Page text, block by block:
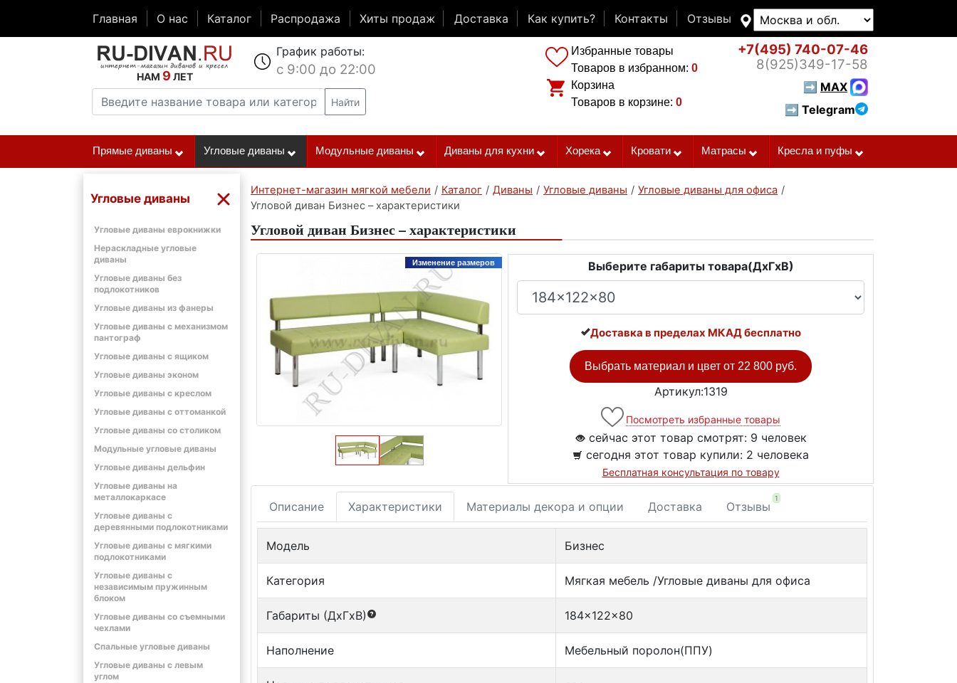
Главная О нас Каталог Распродажа Хиты продаж Доставка Как купить? Контакты Отзывы
НАМ 9 ЛЕТ
График работы:
с 9:00 до 22:00
Найти
Избранные товары
Товаров в избранном: 0
Корзина
Товаров в корзине: 0
+7(495) 740-07-46
8(925)349-17-58
➡ MAX
➡ Telegram
Прямые диваны Угловые диваны Модульные диваны Диваны для кухни Хорека Кровати Матрасы Кресла и пуфы
Угловые диваны
Угловые диваны еврокнижки
Нераскладные угловые
диваны
Угловые диваны без
подлокотников
Угловые диваны из фанеры
Угловые диваны с механизмом
пантограф
Угловые диваны с ящиком
Угловые диваны эконом
Угловые диваны с креслом
Угловые диваны с оттоманкой
Угловые диваны со столиком
Модульные угловые диваны
Угловые диваны дельфин
Угловые диваны на
металлокаркасе
Угловые диваны с
деревянными подлокотниками
Угловые диваны с мягкими
подлокотниками
Угловые диваны с
независимым пружинным
блоком
Угловые диваны со съемными
чехлами
Спальные угловые диваны
Угловые диваны с левым
углом
Интернет-магазин мягкой мебели / Каталог / Диваны / Угловые диваны / Угловые диваны для офиса /
Угловой диван Бизнес – характеристики
Угловой диван Бизнес – характеристики
Изменение размеров Выберите габариты товара(ДxГxВ)
Доставка в пределах МКАД бесплатно
Выбрать материал и цвет от 22 800 руб.
Артикул:1319
Посмотреть избранные товары
сейчас этот товар смотрят: 9 человек
сегодня этот товар купили: 2 человека
Бесплатная консультация по товару
Описание Характеристики Материалы декора и опции Доставка Отзывы
1
Модель Бизнес
Категория Мягкая мебель /Угловые диваны для офиса
Габариты (ДxГxВ) 184x122x80
Наполнение Мебельный поролон(ППУ)